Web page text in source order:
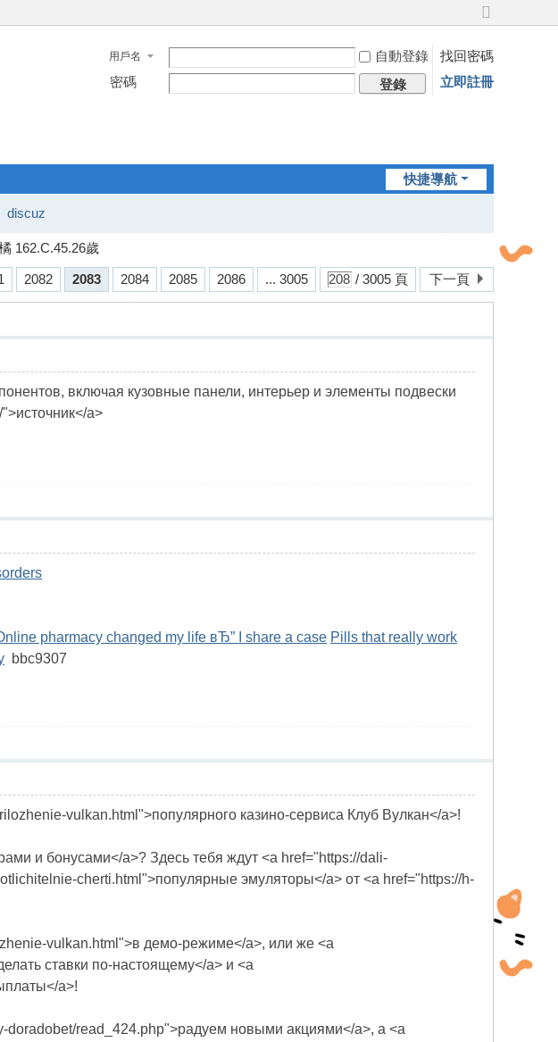
切
到
寬
版
用戶名 自動登錄
找回密碼
密碼
登錄 立即註冊
快捷導航
discuz
162.C.45.26歲
2082 2083 2084 2085 2086 ... 3005 / 3005 頁 下一頁
включая кузовные панели, интерьер и элементы подвески
a>
pharmacy changed my life вЂ” I share a case Pills that really work
bbc9307
vulkan.html">популярного казино-сервиса Клуб Вулкан</a>!
и бонусами</a>? Здесь тебя ждут <a href="https://dali-
cherti.html">популярные эмуляторы</a> от <a href="https://h-
vulkan.html">в демо-режиме</a>, или же <a
ставки по-настоящему</a> и <a
a>!
read_424.php">радуем новыми акциями</a>, а <a